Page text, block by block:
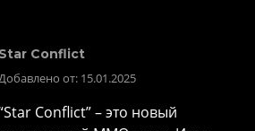
Star Conflict
от: 15.01.2025
Conflict” – это новый